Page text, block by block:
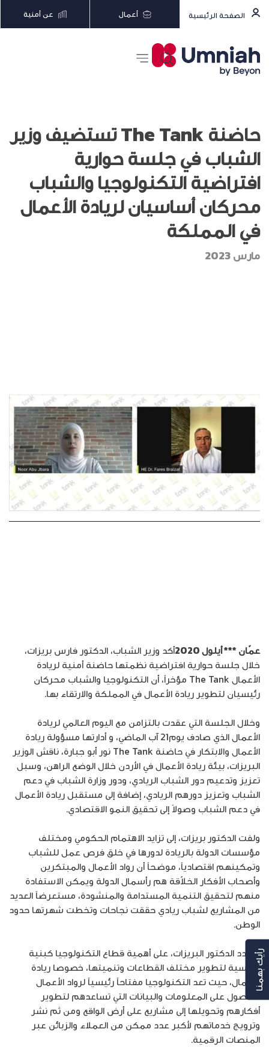
الصفحة الرئيسية أعمال عن أمنية
حاضنة The Tank تستضيف وزير
الشباب في جلسة حوارية
افتراضية التكنولوجيا والشباب
محركان أساسيان لريادة الأعمال
في المملكة
مارس 2023
عمّان *** أيلول 2020
أكد وزير الشباب، الدكتور فارس بريزات،
خلال جلسة حوارية افتراضية نظمتها حاضنة أمنية لريادة
الأعمال The Tank مؤخراً، أن التكنولوجيا والشباب محركان
رئيسيان لتطوير ريادة الأعمال في المملكة والارتقاء بها.
وخلال الجلسة التي عقدت بالتزامن مع اليوم العالمي لريادة
الأعمال الذي صادف يوم21 آب الماضي، و أدارتها مسؤولة ريادة
الأعمال والابتكار في حاضنة The Tank نور أبو جبارة، ناقش الوزير
البريزات، بيئة ريادة الأعمال في الأردن خلال الوضع الراهن، وسبل
تعزيز وتدعيم دور الشباب الريادي، ودور وزارة الشباب في دعم
الشباب وتعزيز دورهم الريادي، إضافة إلى مستقبل ريادة الأعمال
في دعم الشباب وصولاً إلى تحقيق النمو الاقتصادي.
ولفت الدكتور بريزات، إلى تزايد الاهتمام الحكومي ومختلف
مؤسسات الدولة بالريادة لدورها في خلق فرص عمل للشباب
وتمكينهم اقتصادياً، موضحاً أن رواد الأعمال والمبتكرين
وأصحاب الأفكار الخلاّقة هم رأسمال الدولة ويمكن الاستفادة
منهم لتحقيق التنمية المستدامة والمنشودة، مستعرضاً العديد
من المشاريع لشباب ريادي حققت نجاحات وتخطت شهرتها حدود
الوطن.
وشدد الدكتور البريزات، على أهمية قطاع التكنولوجيا كبنية
أساسية لتطوير مختلف القطاعات وتنميتها، خصوصا ريادة
الأعمال، حيث تعد التكنولوجيا مفتاحاً رئيسياً لرواد الأعمال
للحصول على المعلومات والبيانات التي تساعدهم لتطوير
أفكارهم وتحويلها إلى مشاريع على أرض الواقع ومن ثم نشر
وترويج خدماتهم لأكبر عدد ممكن من العملاء والزبائن عبر
المنصات الرقمية.
رأيك بهمنا